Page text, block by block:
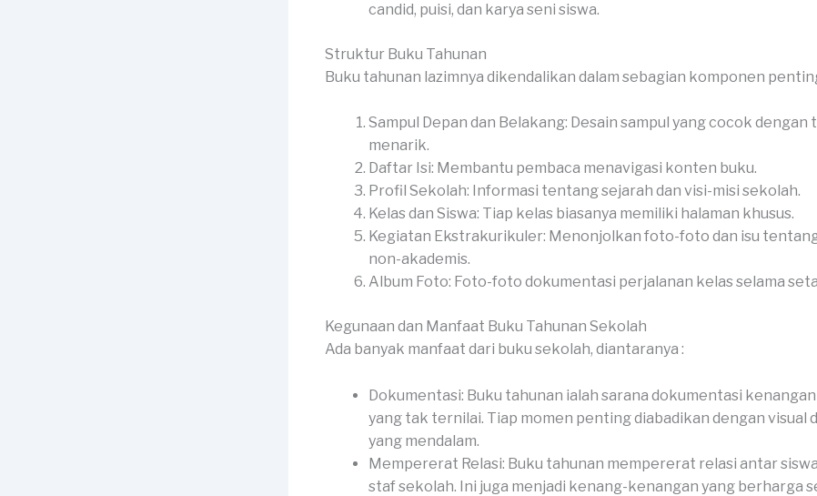
candid, puisi, dan karya seni siswa.
Struktur Buku Tahunan
Buku tahunan lazimnya dikendalikan dalam sebagian komponen
Sampul Depan dan Belakang: Desain sampul yang cocok dengan
menarik.
Daftar Isi: Membantu pembaca menavigasi konten buku.
Profil Sekolah: Informasi tentang sejarah dan visi-misi sekolah.
Kelas dan Siswa: Tiap kelas biasanya memiliki halaman khusus.
Kegiatan Ekstrakurikuler: Menonjolkan foto-foto dan isu
non-akademis.
Album Foto: Foto-foto dokumentasi perjalanan kelas selama
Kegunaan dan Manfaat Buku Tahunan Sekolah
Ada banyak manfaat dari buku sekolah, diantaranya :
Dokumentasi: Buku tahunan ialah sarana dokumentasi
yang tak ternilai. Tiap momen penting diabadikan dengan visual
yang mendalam.
Mempererat Relasi: Buku tahunan mempererat relasi antar
staf sekolah. Ini juga menjadi kenang-kenangan yang berharga